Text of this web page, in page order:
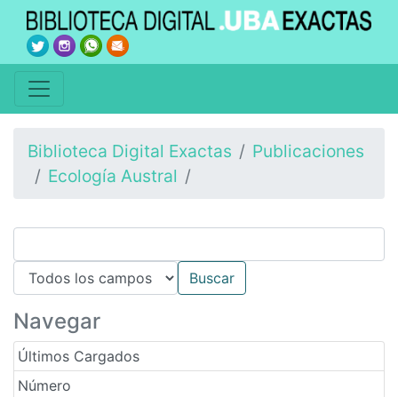
Biblioteca Digital Exactas
Publicaciones
Ecología Austral
Navegar
Últimos Cargados
Número